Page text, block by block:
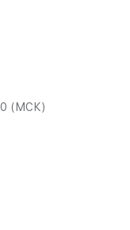
(МСК)